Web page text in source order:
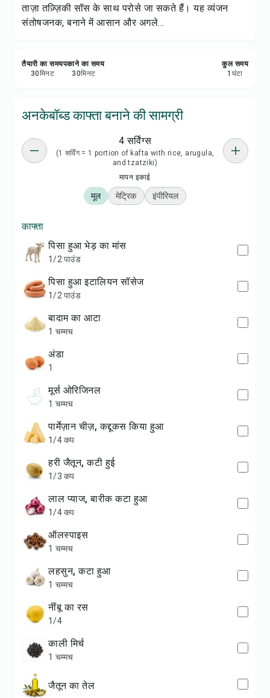
ताज़ा तज़्ज़िकी सॉस के साथ परोसे जा सकते हैं। यह व्यंजन
संतोषजनक, बनाने में आसान और अगले...
तैयारी का समय
30मिनट
पकाने का समय
30मिनट
कुल समय
1 घंटा
अनकेबॉब्ड काफ्ता बनाने की सामग्री
4 सर्विंग्स
(1 सर्विंग = 1 portion of kafta with rice, arugula,
and tzatziki)
मापन इकाई
मूल मेट्रिक इंपीरियल
काफ्ता
पिसा हुआ भेड़ का मांस
1/2 पाउंड
पिसा हुआ इटालियन सॉसेज
1/2 पाउंड
बादाम का आटा
1 चम्मच
अंडा
1
मूर्स ओरिजिनल
1 चम्मच
पार्मेज़ान चीज़, कद्दूकस किया हुआ
1/4 कप
हरी जैतून, कटी हुई
1/3 कप
लाल प्याज, बारीक कटा हुआ
1/4 कप
ऑलस्पाइस
1 चम्मच
लहसुन, कटा हुआ
1 चम्मच
नींबू का रस
1/4
काली मिर्च
1 चम्मच
जैतून का तेल